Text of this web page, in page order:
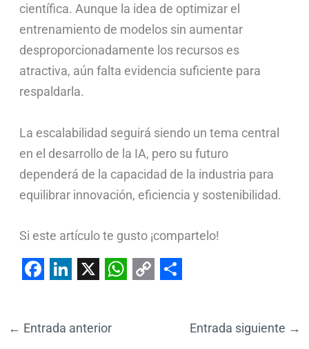
científica. Aunque la idea de optimizar el
entrenamiento de modelos sin aumentar
desproporcionadamente los recursos es
atractiva, aún falta evidencia suficiente para
respaldarla.
La escalabilidad seguirá siendo un tema central
en el desarrollo de la IA, pero su futuro
dependerá de la capacidad de la industria para
equilibrar innovación, eficiencia y sostenibilidad.
Si este artículo te gusto ¡compartelo!
c
n
a
← Entrada anterior Entrada siguiente →